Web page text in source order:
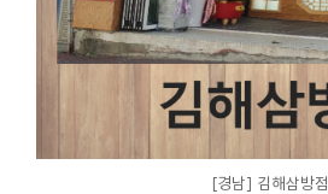
[경남] 김해삼방점